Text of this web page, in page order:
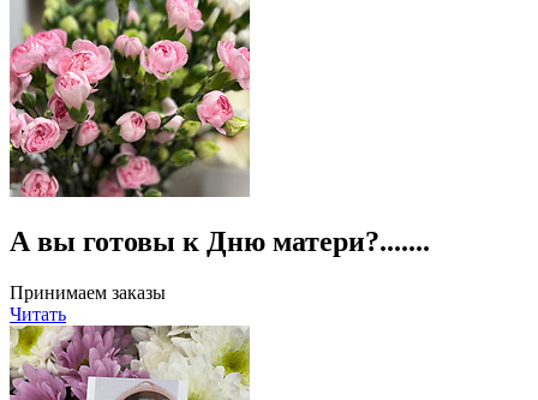
А вы готовы к Дню матери?.......
Принимаем заказы
Читать